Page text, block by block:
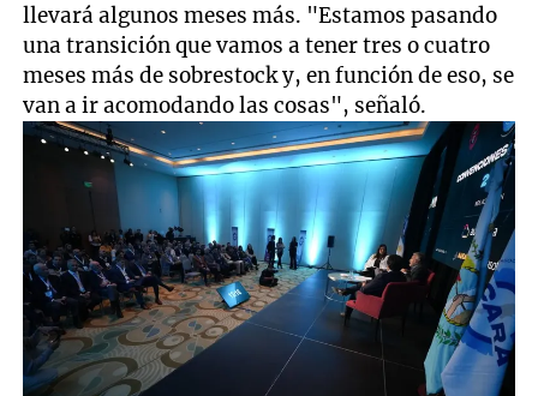
llevará algunos meses más. "Estamos pasando
una transición que vamos a tener tres o cuatro
meses más de sobrestock y, en función de eso, se
van a ir acomodando las cosas", señaló.